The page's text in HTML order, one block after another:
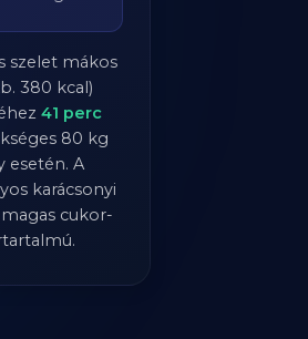
szelet mákos
380 kcal)
41 perc
80 kg
esetén. A
karácsonyi
cukor-